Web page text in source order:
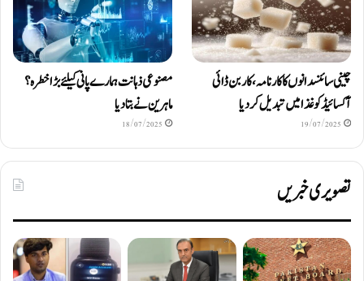
چینی سائنسدانوں کا کارنامہ، کاربن ڈائی
آکسائیڈ کو غذا میں تبدیل کردیا
19/07/2025
مصنوعی ذہانت ہمارے پانی کیلئے بڑا خطرہ؟
ماہرین نے بتا دیا
18/07/2025
تصویری خبریں